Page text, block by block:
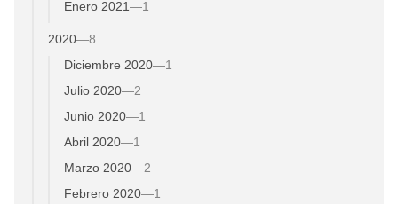
Enero 2021—1
2020—8
Diciembre 2020—1
Julio 2020—2
Junio 2020—1
Abril 2020—1
Marzo 2020—2
Febrero 2020—1